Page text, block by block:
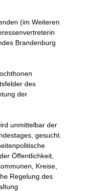
(im Weiteren
Brandenburg
des
der
unmittelbar der
gesucht.
Öffentlichkeit,
Kreise,
Regelung des